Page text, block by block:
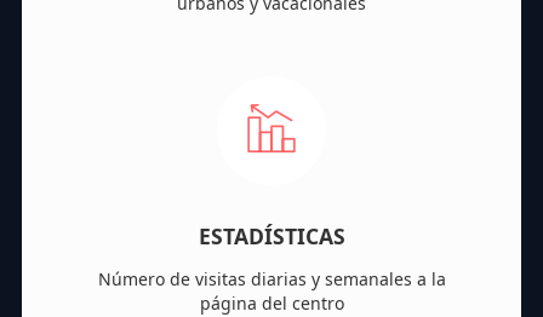
ESTADÍSTICAS
Número de visitas diarias y semanales a la
página del centro